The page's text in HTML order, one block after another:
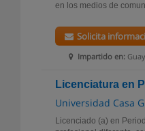
en los medios de
Impartido en:
Solicita
Licenciatura en
Universidad Casa
Licenciado (a) en